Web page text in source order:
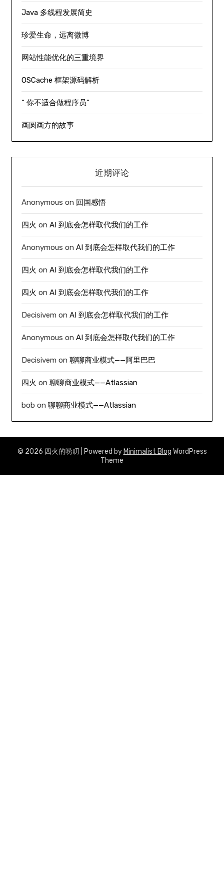
Java 多线程发展简史
珍爱生命，远离微博
网站性能优化的三重境界
OSCache 框架源码解析
“ 你不适合做程序员”
画圆画方的故事
近期评论
Anonymous on 回国感悟
四火 onAI 到底会怎样取代我们的工作
Anonymous onAI 到底会怎样取代我们的工作
四火 onAI 到底会怎样取代我们的工作
四火 onAI 到底会怎样取代我们的工作
Decisivem onAI 到底会怎样取代我们的工作
Anonymous onAI 到底会怎样取代我们的工作
Decisivem on聊聊商业模式——阿里巴巴
四火 on聊聊商业模式——Atlassian
bob on聊聊商业模式——Atlassian
© 2026 四火的唠叨 | Powered by Minimalist Blog WordPress
Theme